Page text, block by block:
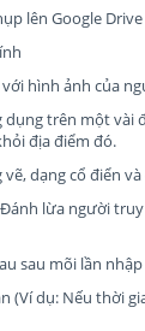
lên Google Drive
hình ảnh của
trên một vài
địa điểm đó.
dạng cổ điển
lừa người
sau mõi lần
(Ví dụ: Nếu thời